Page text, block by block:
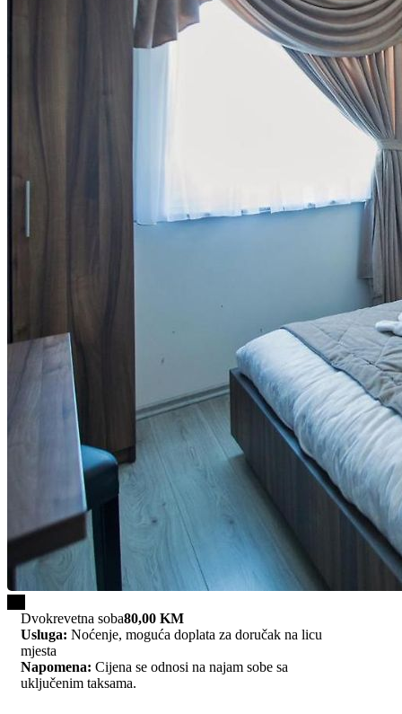
Dvokrevetna soba80,00 KM
Usluga: Noćenje, moguća doplata za doručak na licu
mjesta
Napomena: Cijena se odnosi na najam sobe sa
uključenim taksama.